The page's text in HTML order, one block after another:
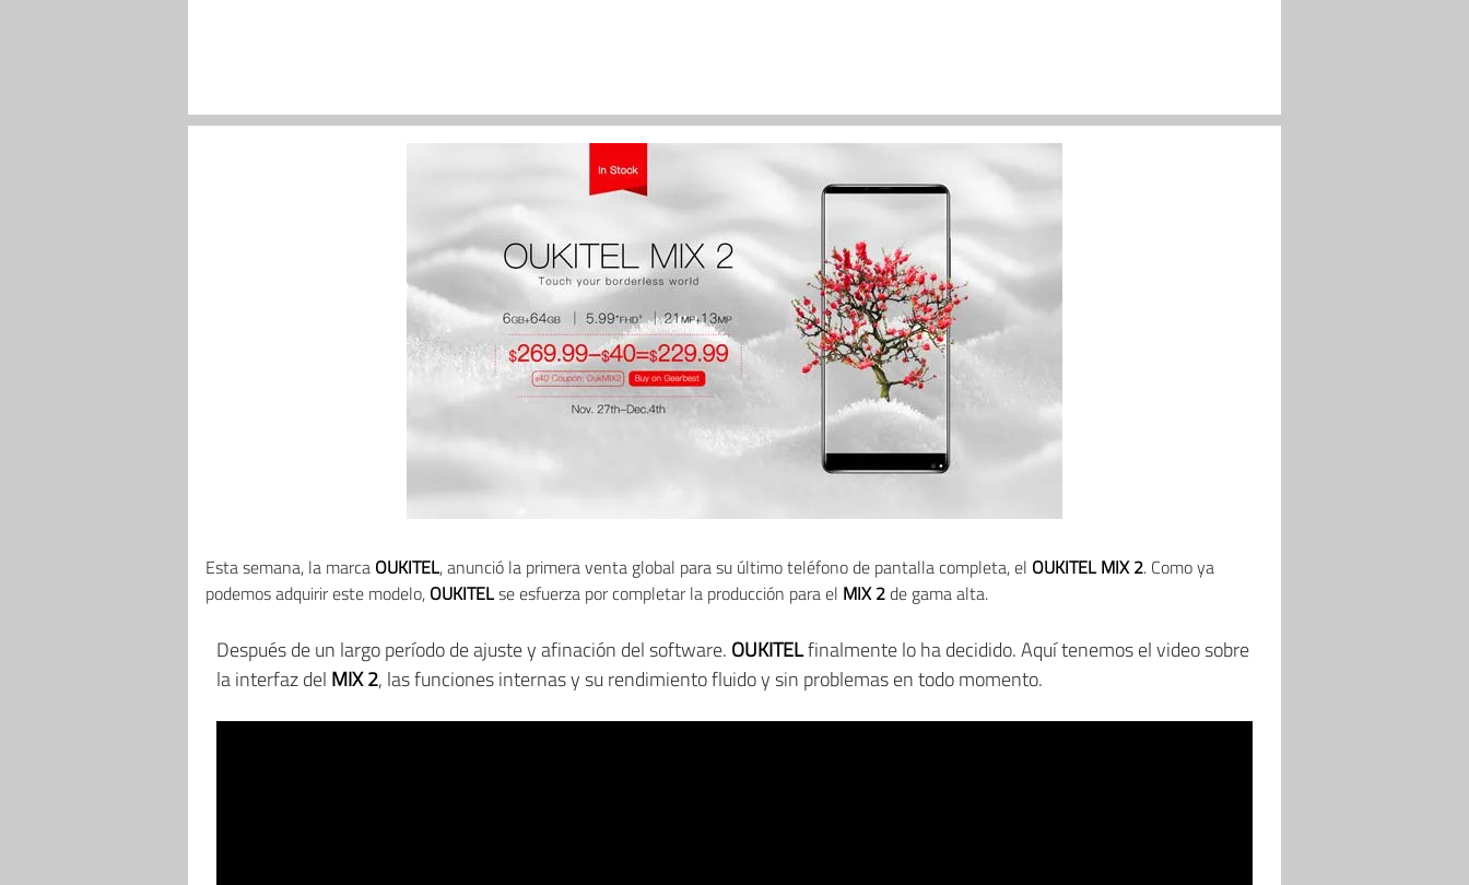
Esta semana, la marca OUKITEL, anunció la primera venta global para su último teléfono de pantalla completa, el OUKITEL MIX 2. Como ya
podemos adquirir este modelo, OUKITELse esfuerza por completar la producción para el MIX 2de gama alta.
Después de un largo período de ajuste y afinación del software. OUKITELfinalmente lo ha decidido. Aquí tenemos el video sobre
la interfaz del MIX 2, las funciones internas y su rendimiento fluido y sin problemas en todo momento.